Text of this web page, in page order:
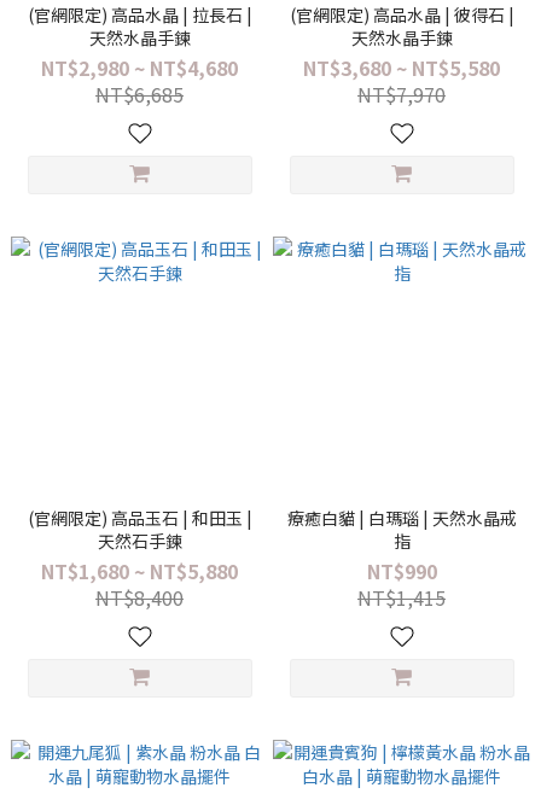
(官網限定) 高品水晶 | 拉長石 |
天然水晶手鍊
NT$2,980 ~ NT$4,680
NT$6,685
(官網限定) 高品水晶 | 彼得石 |
天然水晶手鍊
NT$3,680 ~ NT$5,580
NT$7,970
(官網限定) 高品玉石 | 和田玉 |
天然石手鍊
NT$1,680 ~ NT$5,880
NT$8,400
療癒白貓 | 白瑪瑙 | 天然水晶戒
指
NT$990
NT$1,415